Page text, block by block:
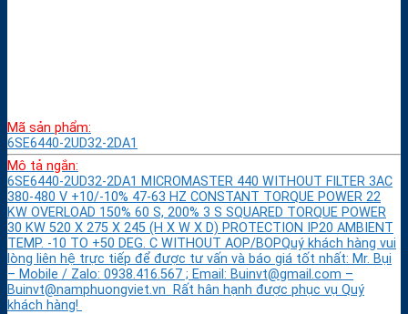
Mã sản phẩm:
6SE6440-2UD32-2DA1
Mô tả ngắn:
6SE6440-2UD32-2DA1 MICROMASTER 440 WITHOUT FILTER 3AC
380-480 V +10/-10% 47-63 HZ CONSTANT TORQUE POWER 22
KW OVERLOAD 150% 60 S, 200% 3 S SQUARED TORQUE POWER
30 KW 520 X 275 X 245 (H X W X D) PROTECTION IP20 AMBIENT
TEMP. -10 TO +50 DEG. C WITHOUT AOP/BOPQuý khách hàng vui
lòng liên hệ trực tiếp để được tư vấn và báo giá tốt nhất: Mr. Bụi
– Mobile / Zalo: 0938.416.567 ; Email: Buinvt@gmail.com –
Buinvt@namphuongviet.vn Rất hân hạnh được phục vụ Quý
khách hàng!